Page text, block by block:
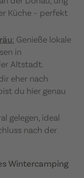
Küche – perfekt
: Genieße lokale
in
Altstadt.
eher nach
du hier genau
gelegen, ideal
nach der
Wintercamping